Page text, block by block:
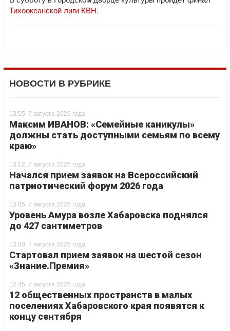
Тихоокеанской лиги КВН.
НОВОСТИ В РУБРИКЕ
13:55, 7 августа 2026 года
Максим ИВАНОВ: «Семейные каникулы»
должны стать доступными семьям по всему
краю»
13:12, 7 августа 2026 года
Начался прием заявок на Всероссийский
патриотический форум 2026 года
13:05, 7 августа 2026 года
Уровень Амура возле Хабаровска поднялся
до 427 сантиметров
13:00, 7 августа 2026 года
Стартовал прием заявок на шестой сезон
«Знание.Премия»
12:45, 7 августа 2026 года
12 общественных пространств в малых
поселениях Хабаровского края появятся к
концу сентября